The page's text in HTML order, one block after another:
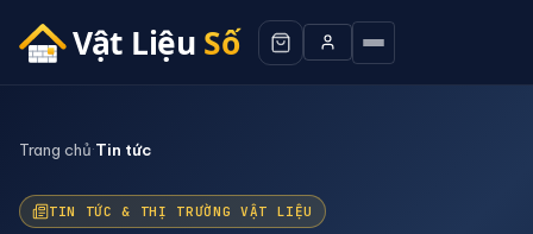
Trang chủ·Tin tức
TIN TỨC & THỊ TRƯỜNG VẬT LIỆU